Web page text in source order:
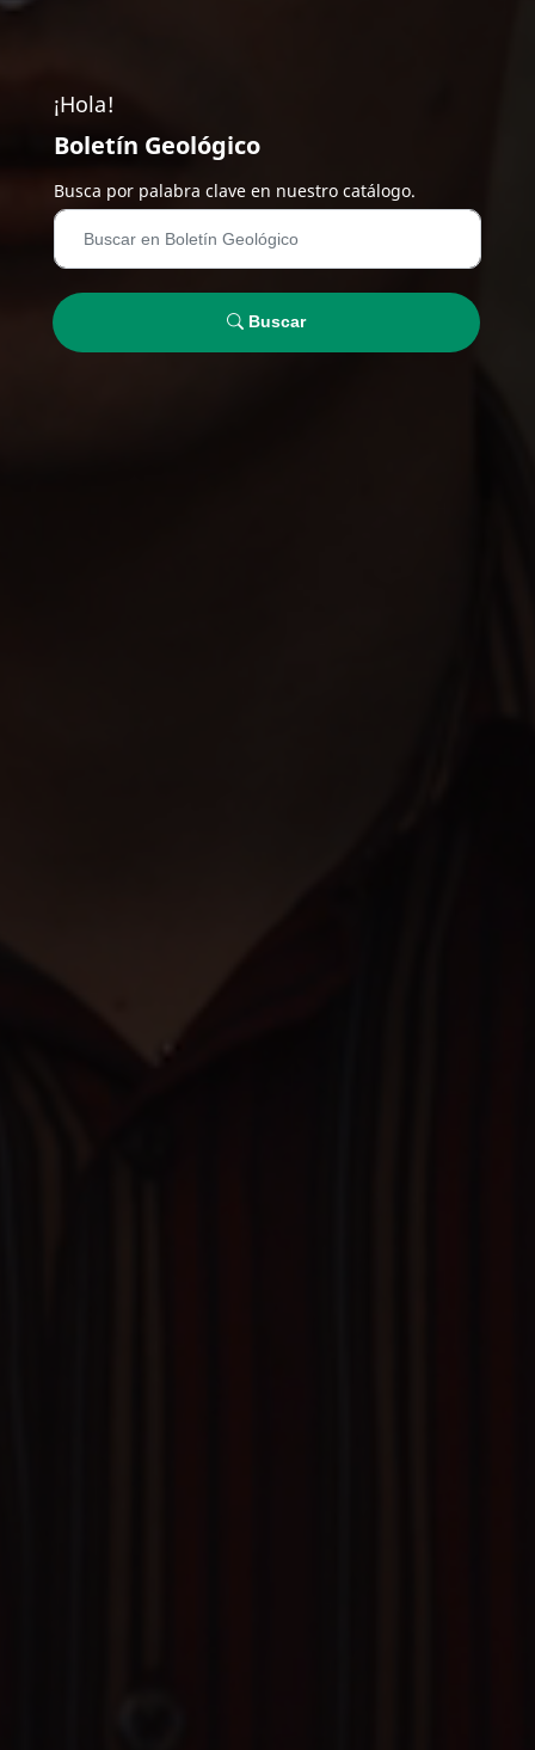
¡Hola!
Boletín Geológico
Busca por palabra clave en nuestro catálogo.
Buscar